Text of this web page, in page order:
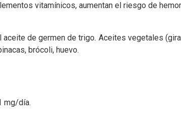
vitamínicos, aumentan el riesgo de
aceite de germen de trigo. Aceites vegetales
brócoli, huevo.
mg/día.